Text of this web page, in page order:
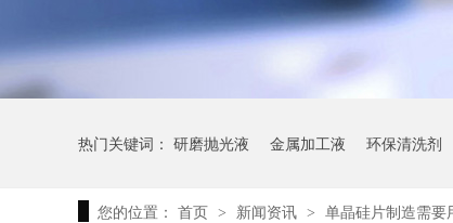
热门关键词： 研磨抛光液 金属加工液 环保清洗剂
您的位置： 首页 > 新闻资讯 > 单晶硅片制造需要